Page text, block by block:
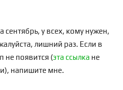
у всех, кому нужен,
лишний раз. Если в
не появится (эта ссылка не
напишите мне.